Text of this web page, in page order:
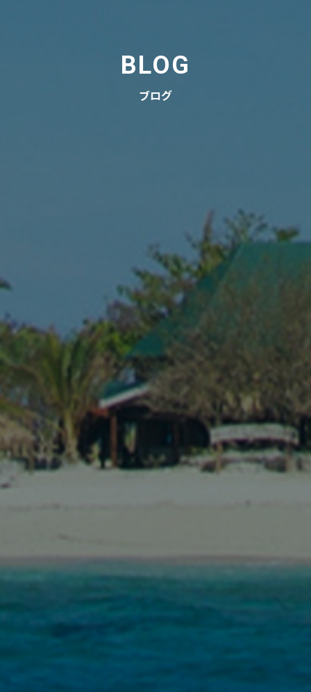
BLOG
ブログ